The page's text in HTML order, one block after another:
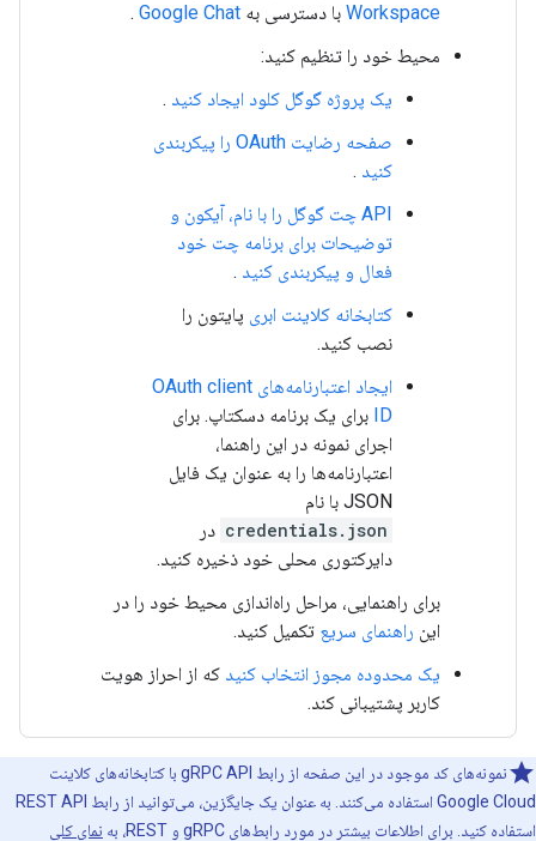
Workspace با دسترسی به Google Chat
.
محیط خود را تنظیم کنید:
یک پروژه گوگل کلود ایجاد کنید .
صفحه رضایت OAuth را پیکربندی
کنید .
API چت گوگل را با نام، آیکون و
توضیحات برای برنامه چت خود
فعال و پیکربندی کنید .
کتابخانه کلاینت ابری پایتون را
نصب کنید.
ایجاد اعتبارنامه‌های OAuth client
ID برای یک برنامه دسکتاپ. برای
اجرای نمونه در این راهنما،
اعتبارنامه‌ها را به عنوان یک فایل
JSON با نام
credentials.json در
دایرکتوری محلی خود ذخیره کنید.
برای راهنمایی، مراحل راه‌اندازی محیط خود را در
این راهنمای سریع تکمیل کنید.
یک محدوده مجوز انتخاب کنید که از احراز هویت
کاربر پشتیبانی کند.
نمونه‌های کد موجود در این صفحه از رابط gRPC API با کتابخانه‌های کلاینت
Google Cloud استفاده می‌کنند. به عنوان یک جایگزین، می‌توانید از رابط REST API
استفاده کنید. برای اطلاعات بیشتر در مورد رابط‌های gRPC و REST، به
نمای کلی